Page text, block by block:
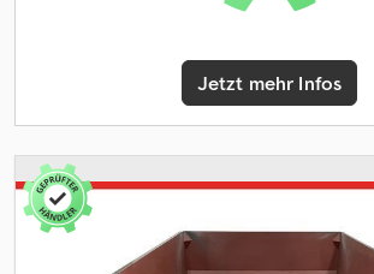
verschweißt * asymmetrisch * Behälter geprüft
beidseitiges 3-fach Kipplager (Bolzen Ø45) *
Sicherungsleiste * Rahmen Kanten U80x50x4
Zinkphosphat- Grundierung, außen lackiert mit
Zwischenverkauf vorbehalten. Dkedpfezi
dienen als Beispiel! Der Preis gilt pro Stück
Mehrwertsteuer. Für Rückfragen schreiben
Nachricht oder rufen uns an.
Jetzt mehr Infos